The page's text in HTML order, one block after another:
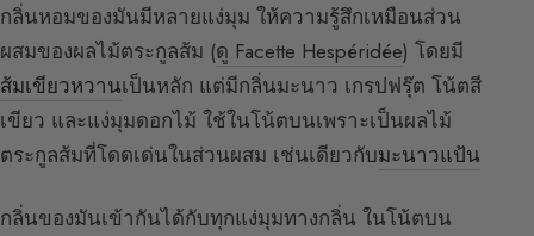
กลิ่นหอมของมันมีหลายแง่มุม ให้ความรู้สึกเหมือนส่วน
ผสมของผลไม้ตระกูลส้ม (ดู Facette Hespéridée) โดยมี
ส้มเขียวหวานเป็นหลัก แต่มีกลิ่นมะนาว เกรปฟรุ๊ต โน้ตสี
เขียว และแง่มุมดอกไม้ ใช้ในโน้ตบนเพราะเป็นผลไม้
ตระกูลส้มที่โดดเด่นในส่วนผสม เช่นเดียวกับมะนาวแป้น
กลิ่นของมันเข้ากันได้กับทุกแง่มุมทางกลิ่น ในโน้ตบน